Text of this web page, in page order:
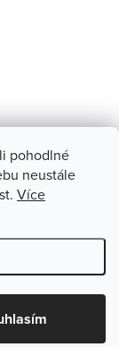
pohodlné
neustále
Více